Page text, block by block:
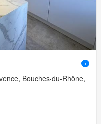
Bouches-du-Rhône,